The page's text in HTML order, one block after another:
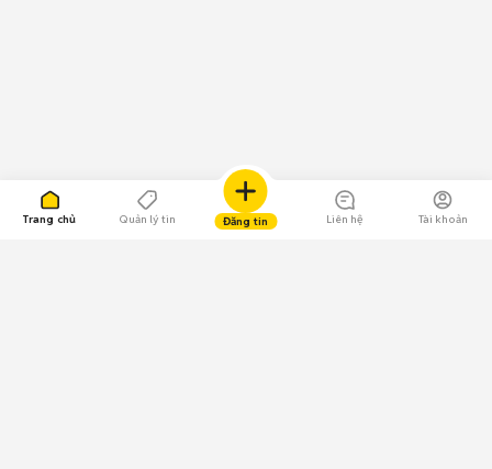
Trang chủ Quản lý tin Đăng tin Liên hệ Tài khoản